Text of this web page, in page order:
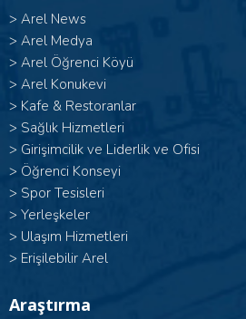
> Arel News
> Arel Medya
> Arel Öğrenci Köyü
> Arel Konukevi
> Kafe & Restoranlar
> Sağlık Hizmetleri
> Girişimcilik ve Liderlik ve Ofisi
> Öğrenci Konseyi
> Spor Tesisleri
> Yerleşkeler
> Ulaşım Hizmetleri
> Erişilebilir Arel
Araştırma